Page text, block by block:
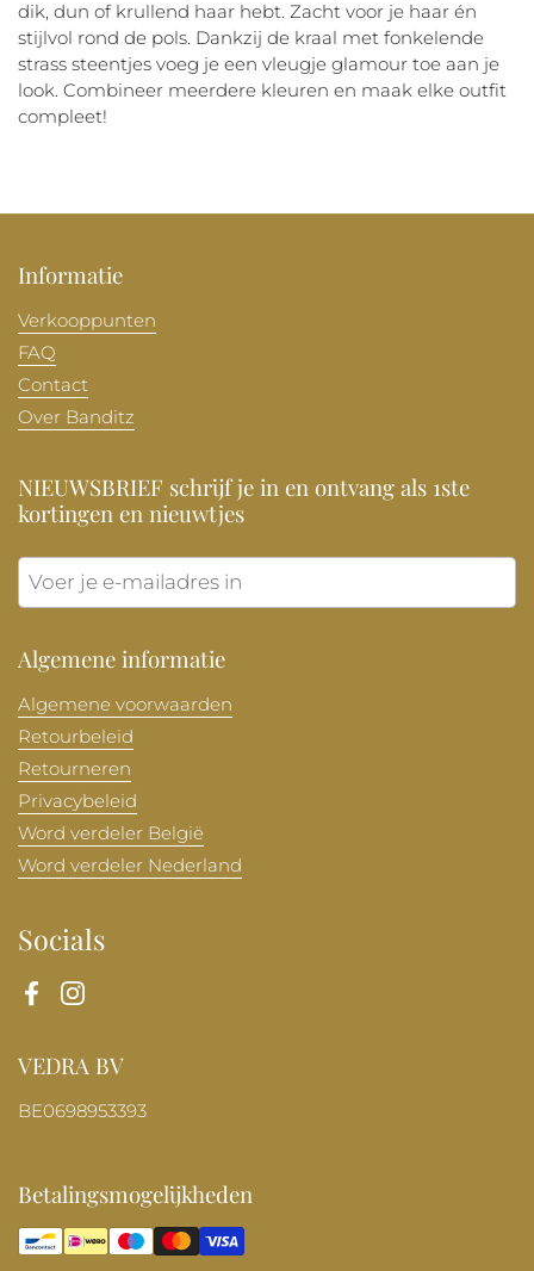
dik, dun of krullend haar hebt. Zacht voor je haar én
stijlvol rond de pols. Dankzij de kraal met fonkelende
strass steentjes voeg je een vleugje glamour toe aan je
look. Combineer meerdere kleuren en maak elke outfit
compleet!
Informatie
Verkooppunten
FAQ
Contact
Over Banditz
NIEUWSBRIEF schrijf je in en ontvang als 1ste
kortingen en nieuwtjes
Algemene informatie
Algemene voorwaarden
Retourbeleid
Retourneren
Privacybeleid
Word verdeler België
Word verdeler Nederland
Socials
FacebookInstagram
VEDRA BV
BE0698953393
Betalingsmogelijkheden